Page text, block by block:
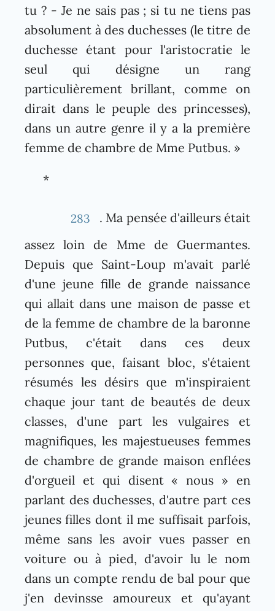
tu ? - Je ne sais pas ; si tu ne tiens pas
absolument à des duchesses (le titre de
duchesse étant pour l'aristocratie le
seul qui désigne un rang
particulièrement brillant, comme on
dirait dans le peuple des princesses),
dans un autre genre il y a la première
femme de chambre de Mme Putbus. »
*
283
. Ma pensée d'ailleurs était
assez loin de Mme de Guermantes.
Depuis que Saint-Loup m'avait parlé
d'une jeune fille de grande naissance
qui allait dans une maison de passe et
de la femme de chambre de la baronne
Putbus, c'était dans ces deux
personnes que, faisant bloc, s'étaient
résumés les désirs que m'inspiraient
chaque jour tant de beautés de deux
classes, d'une part les vulgaires et
magnifiques, les majestueuses femmes
de chambre de grande maison enflées
d'orgueil et qui disent « nous » en
parlant des duchesses, d'autre part ces
jeunes filles dont il me suffisait parfois,
même sans les avoir vues passer en
voiture ou à pied, d'avoir lu le nom
dans un compte rendu de bal pour que
j'en devinsse amoureux et qu'ayant